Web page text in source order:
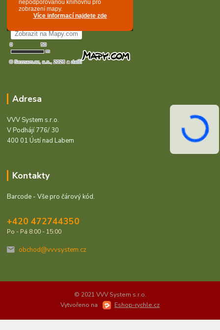
Adresa
VVV System s.r.o.
V Podhájí 776/ 30
400 01 Ústí nad Labem
Kontakty
Barcode - Vše pro čárový kód.
+420 472744350
Po - Pá 8:00 - 15:00
obchod@vvvsystem.cz
© 2021 VVV System s.r.o.
Vytvořeno na
Eshop-rychle.cz